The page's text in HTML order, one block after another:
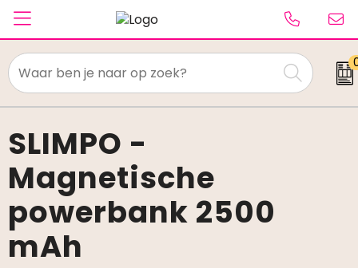
Textiel
Paraplu's
Caps & Beanies
Tassen
Drinkwaren
SLIMPO -
Magnetische
powerbank 2500
mAh